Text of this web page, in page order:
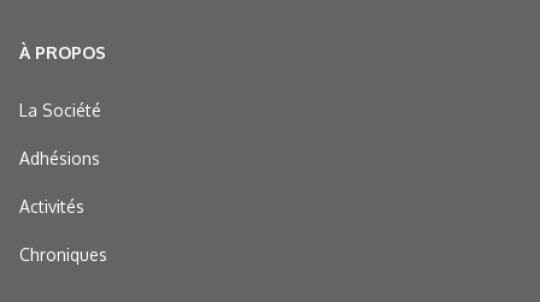
À PROPOS
La Société
Adhésions
Activités
Chroniques